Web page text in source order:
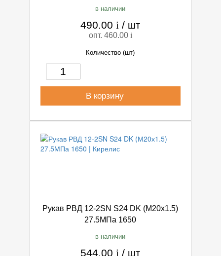
в наличии
490.00i / шт
опт. 460.00 i
Количество (шт)
В корзину
Рукав РВД 12-2SN S24 DK (М20х1.5)
27.5МПа 1650
в наличии
544.00i / шт